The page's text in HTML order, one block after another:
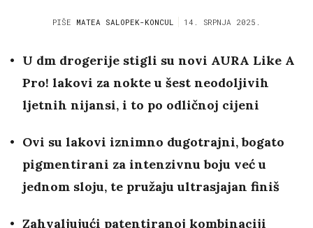
PIŠE MATEA SALOPEK-KONCUL 14. SRPNJA 2025.
U dm drogerije stigli su novi AURA Like A
Pro! lakovi za nokte u šest neodoljivih
ljetnih nijansi, i to po odličnoj cijeni
Ovi su lakovi iznimno dugotrajni, bogato
pigmentirani za intenzivnu boju već u
jednom sloju, te pružaju ultrasjajan finiš
Zahvaljujući patentiranoj kombinaciji